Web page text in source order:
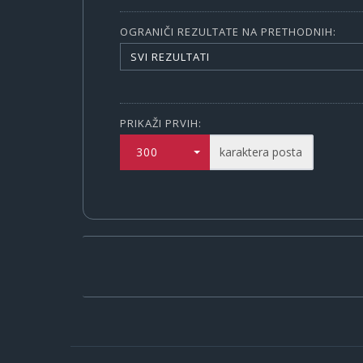
OGRANIČI REZULTATE NA PRETHODNIH:
SVI REZULTATI
PRIKAŽI PRVIH:
300 karaktera posta